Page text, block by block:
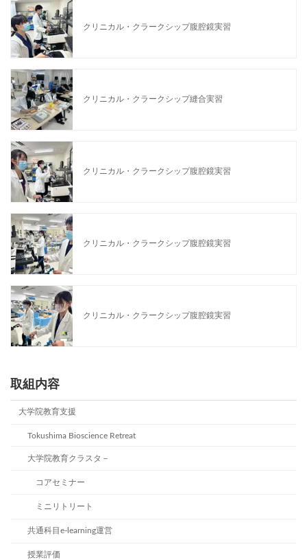
クリニカル・クラークシップ腹腔鏡実習
クリニカル・クラークシップ縫合実習
クリニカル・クラークシップ腹腔鏡実習
クリニカル・クラークシップ腹腔鏡実習
クリニカル・クラークシップ腹腔鏡実習
取組内容
大学院教育支援
Tokushima Bioscience Retreat
大学院教育クラスタ－
コアセミナー
ミニリトリート
共通科目e-learning運営
授業評価